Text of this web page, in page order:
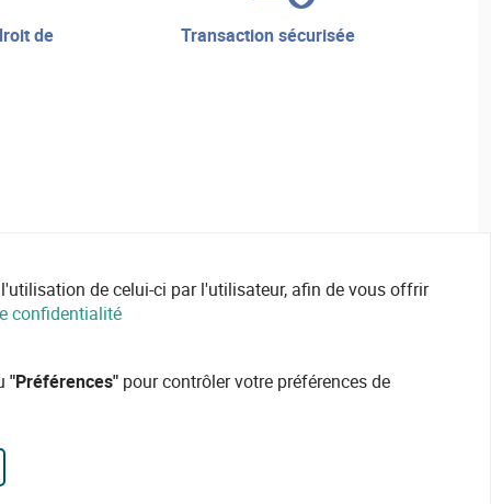
transaction sécurisée
de celui-ci par l'utilisateur, afin de vous offrir
confidentialité
"Préférences" pour contrôler votre préférences de